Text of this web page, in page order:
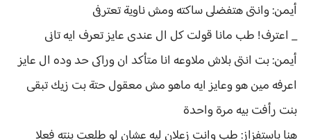
أيمن: وانتى هتفضلى ساكته ومش ناوية تعترفى
_ اعترف! طب مانا قولت كل ال عندى عايز تعرف ايه تانى
أيمن: بت انتى بلاش ملاوعه انا متأكد ان وراكى حد وده ال عايز
اعرفه مين هو وعايز ايه ماهو مش معقول حتة بت زيك تبقى
بنت رأفت بيه مرة واحدة
هنا باستفزاز: طب وانت زعلان ليه عشان لو طلعت بنته فعلا